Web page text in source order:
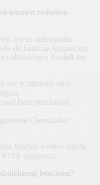
können zwischen
immer aufeinander
kann zu Aufquellen,
vollständigen Ausfall der
alle Kraftstoffe oder
Fette geschädigt
Chemikalien
Medien werden häufig
eingesetzt.
beachten?